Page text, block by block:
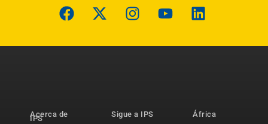
Acerca de
IPS
Sigue a IPS
África